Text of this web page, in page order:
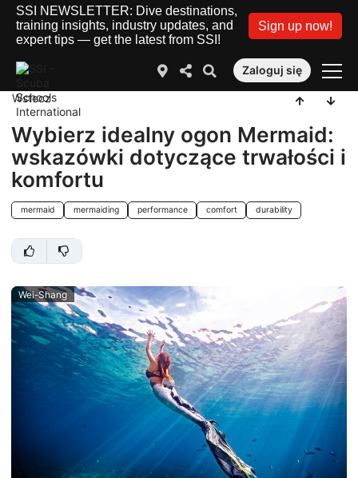
SSI NEWSLETTER: Dive destinations,
training insights, industry updates, and
expert tips — get the latest from SSI!
Sign up now!
Zaloguj się
Wstecz
Wybierz idealny ogon Mermaid:
wskazówki dotyczące trwałości i
komfortu
mermaid mermaiding performance comfort durability
Wei-Shang